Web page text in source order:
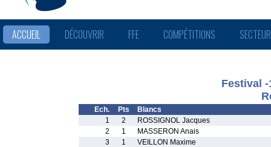
ACCUEIL DÉCOUVRIR FFE COMPÉTITIONS
Festival
Ech. Pts
Blancs
1
2
ROSSIGNOL Jacques
2
1
MASSERON Anais
3
1
VEILLON Maxime